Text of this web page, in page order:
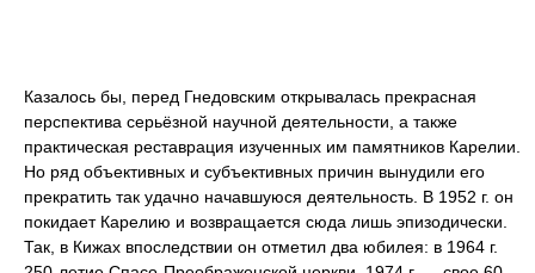
Казалось бы, перед Гнедовским открывалась прекрасная
перспектива серьёзной научной деятельности, а также
практическая реставрация изученных им памятников Карелии.
Но ряд объективных и субъективных причин вынудили его
прекратить так удачно начавшуюся деятельность. В 1952 г. он
покидает Карелию и возвращается сюда лишь эпизодически.
Так, в Кижах впоследствии он отметил два юбилея: в 1964 г.